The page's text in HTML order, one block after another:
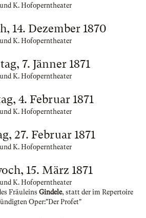
K. Hofoperntheater
14. Dezember 1870
K. Hofoperntheater
7. Jänner 1871
K. Hofoperntheater
4. Februar 1871
K. Hofoperntheater
27. Februar 1871
K. Hofoperntheater
15. März 1871
K. Hofoperntheater
Fräuleins Gindele, statt der im Repertoire
Oper:"Der Profet"